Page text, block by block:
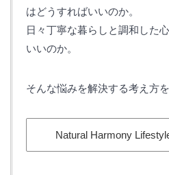
はどうすればいいのか。
日々丁寧な暮らしと調和した
いいのか。
そんな悩みを解決する考え方を
Natural Harmony